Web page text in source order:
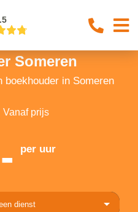
Someren
boekhouder in Someren
Vanaf prijs
per uur
dienst